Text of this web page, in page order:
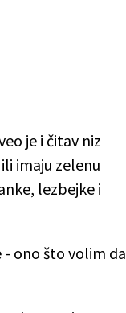
je i čitav niz
imaju zelenu
lezbejke i
- ono što volim da